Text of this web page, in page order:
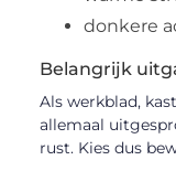
donkere
Belangrijk
Als werkblad,
allemaal
rust. Kies dus